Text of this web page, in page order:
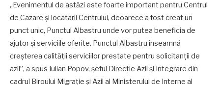
„Evenimentul de astăzi este foarte important pentru Centrul
de Cazare și locatarii Centrului, deoarece a fost creat un
punct unic, Punctul Albastru unde vor putea beneficia de
ajutor și serviciile oferite. Punctul Albastru înseamnă
creșterea calității serviciilor prestate pentru solicitanții de
azil”, a spus Iulian Popov, șeful Direcție Azil și Integrare din
cadrul Biroului Migrație și Azil al Ministerului de Interne al